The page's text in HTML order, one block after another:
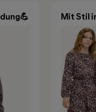
Mit Stil